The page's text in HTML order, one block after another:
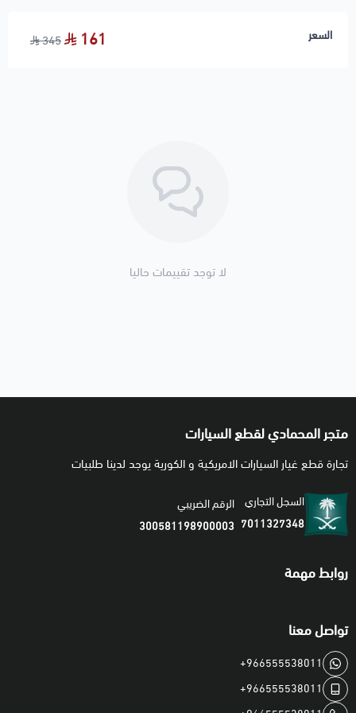
السعر 161
345
لا توجد تقييمات حاليا
متجر المحمادي لقطع السيارات
تجارة قطع غيار السيارات الامريكية و الكورية يوجد لدينا طلبيات
السجل التجاري
7011327348
الرقم الضريبي
300581198900003
روابط مهمة
تواصل معنا
+966555538011
+966555538011